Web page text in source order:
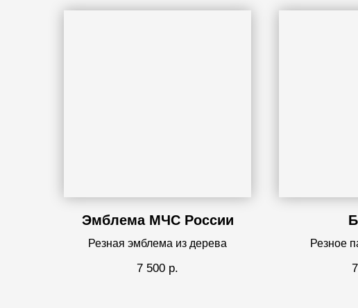
Эмблема МЧС России
Резная эмблема из дерева
7 500 р.
Резное